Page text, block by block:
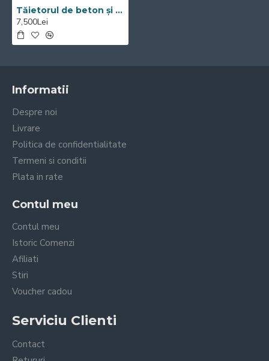
Tăietorul de beton și asfalt Visoli CFC-18
7,500Lei
Informatii
Despre noi
Livrare
Politica de confidentialitate
Termeni si conditii
Plata in rate
Contul meu
Contul meu
Istoric Comenzi
Afiliati
Stiri
Voucher cadou
Serviciu Clienti
Contact